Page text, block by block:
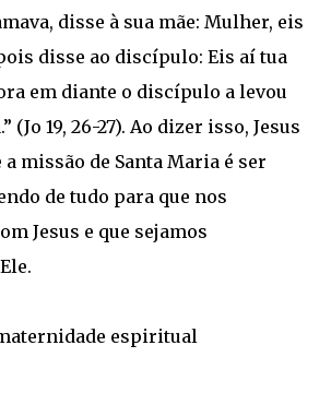
disse à sua mãe: Mulher, eis
disse ao discípulo: Eis aí tua
em diante o discípulo a levou
(Jo 19, 26-27). Ao dizer isso, Jesus
missão de Santa Maria é ser
de tudo para que nos
Jesus e que sejamos
espiritual